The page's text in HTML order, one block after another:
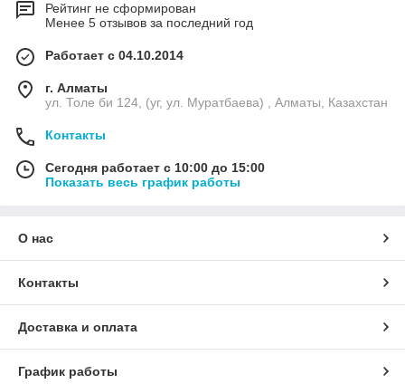
Рейтинг не сформирован
Менее 5 отзывов за последний год
Работает с 04.10.2014
г. Алматы
ул. Толе би 124, (уг, ул. Муратбаева) , Алматы, Казахстан
Контакты
Сегодня работает с 10:00 до 15:00
Показать весь график работы
О нас
Контакты
Доставка и оплата
График работы